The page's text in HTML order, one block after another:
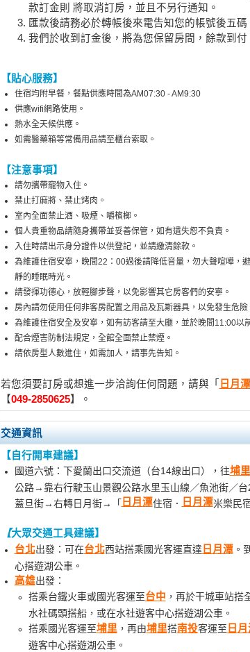
款訂金則 將取消訂房，並且不另行通知。
匯款後請務必於轉帳後來電告知您的帳號後五碼
我們於收到訂金後，將為您保留房間，餘款到付
【貼心服務】
住宿均附早餐，餐點供應時間為AM07:30 - AM9:30
供應wifi網路使用。
熱水全天候供應。
如需醫藥箱等常備用品請至櫃台索取。
【注意事項】
請勿攜帶寵物入住。
禁止打麻將、禁止烤肉。
室內全面禁止酒、吸煙、嚼檳榔。
個人貴重物品請隨身攜帶並妥善保管，如有遺失恕不負責。
入住時請出示身分證件以供登記，並請繳清餘款。
為維護住宿安寧，晚間22：00過後請降低音量，勿大聲喧嘩，
靜的睡眠時光。
請發揮功德心，放輕腳步聲，以免影響其它房客們的安寧。
房內請勿使用任何非客房配置之用品及瓦斯器具，以免發生危險
為維護住宿安全及安寧，如有訪客請至大廳，並於晚間11:00以
配合煙害防制法規定，全館全面禁止禁煙。
請依房型人數進住，如需加人，請事先告知。
若您須要訂房或想進一步洽詢任何問題，請與「 日月潭
【049-2850625】。
交通資訊
【自行開車建議】
國道六號：下愛蘭出口交流道（台14線出口），往埔里
公路→靠右行駛玉山景觀公路水里玉山線／魚池街／
蓋旦街→右轉日月街→「 日月潭住宿． 日月潭米樂民宿
【大眾交通工具建議】
台北出發： 可在台北西站搭乘國光客運直達 日月潭。
心搭遊湖公車。
高雄出發：
搭乘台鐵火車或國光客運至台中 ，再於干城車站搭
水社碼頭搭船，或在水社遊客中心搭遊湖公車。
搭乘國光客運至埔里 ，再由埔里搭南投客運至 日
遊客中心搭遊湖公車。